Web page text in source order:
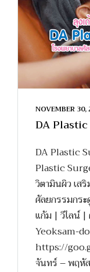
NOVEMBER 30,
DA Plastic
DA Plastic
Plastic
วิตามินผิว เส
ศัลยกรรมกร
แก้ม | วีไลน์ |
Yeoksam-
https://
จันทร์ – พฤหั